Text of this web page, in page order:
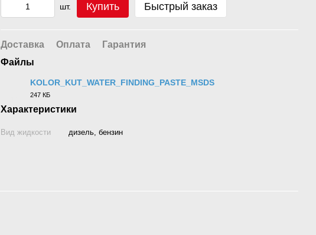
шт. Купить Быстрый заказ
Доставка Оплата
Гарантия
Файлы
KOLOR_KUT_WATER_FINDING_PASTE_MSDS
247 КБ
Характеристики
Вид жидкости дизель, бензин